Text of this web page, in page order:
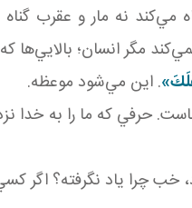
نه مار و عقرب گناه
مگر انسان؛ بالايي‌ها
. اين مي‌شود موعظه.
حرفي که ما را به خدا
چرا ياد نگرفته؟ اگر